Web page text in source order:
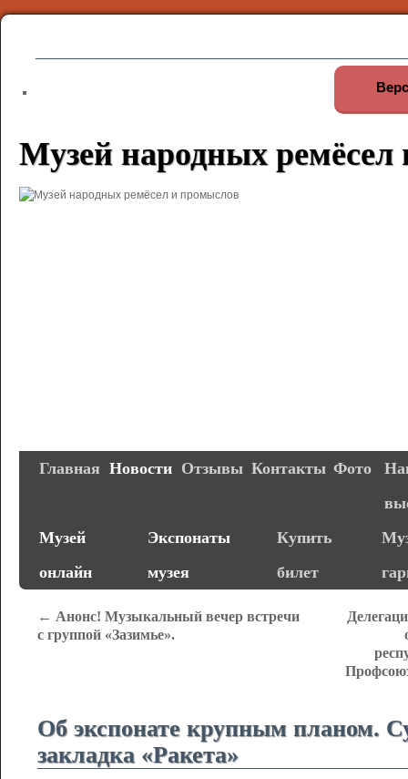
Музей народных
Главная Новости Отзывы Контакты Фото
Музей
онлайн
Экспонаты
музея
Купить
билет
← Анонс! Музыкальный вечер встречи
с группой «Зазимье».
Об экспонате крупным планом.
закладка «Ракета»